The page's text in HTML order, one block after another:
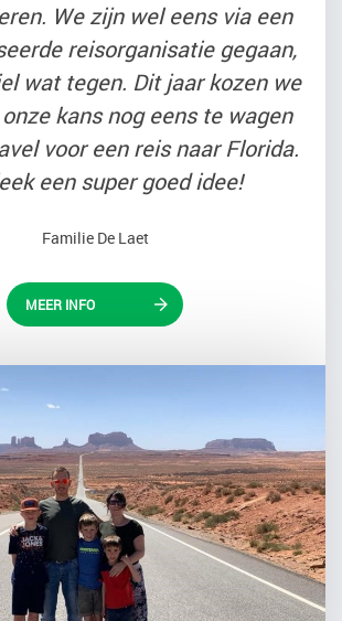
We zijn wel eens via een
reisorganisatie gegaan,
wat tegen. Dit jaar kozen we
kans nog eens te wagen
voor een reis naar Florida.
een super goed idee!
Familie De Laet
MEER INFO